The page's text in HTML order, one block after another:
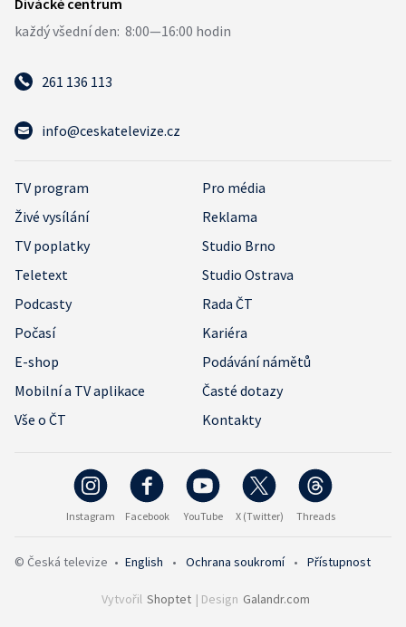
261 136 113
info@ceskatelevize.cz
TV program
Pro média
Živé vysílání
Reklama
TV poplatky
Studio Brno
Teletext
Studio Ostrava
Podcasty
Rada ČT
Počasí
Kariéra
E-shop
Podávání námětů
Mobilní a TV aplikace
Časté dotazy
Vše o ČT
Kontakty
Instagram Facebook YouTube X (Twitter) Threads
© Česká televize • English • Ochrana soukromí • Přístupnost
Vytvořil Shoptet | Design Galandr.com